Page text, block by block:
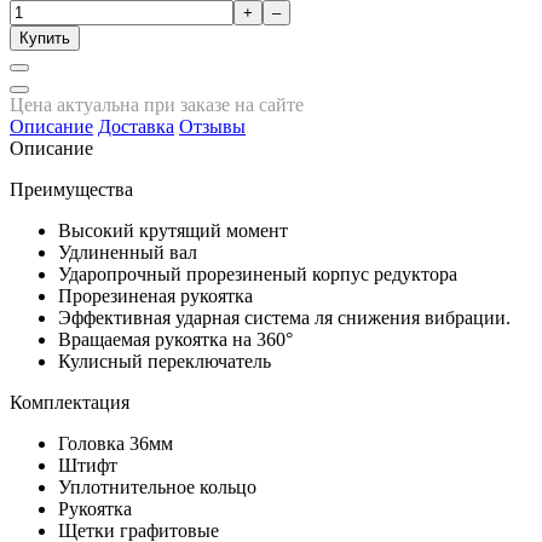
+
–
Купить
Цена актуальна при заказе на сайте
Описание Доставка Отзывы
Описание
Преимущества
Высокий крутящий момент
Удлиненный вал
Ударопрочный прорезиненый корпус редуктора
Прорезиненая рукоятка
Эффективная ударная система ля снижения вибрации.
Вращаемая рукоятка на 360°
Кулисный переключатель
Комплектация
Головка 36мм
Штифт
Уплотнительное кольцо
Рукоятка
Щетки графитовые